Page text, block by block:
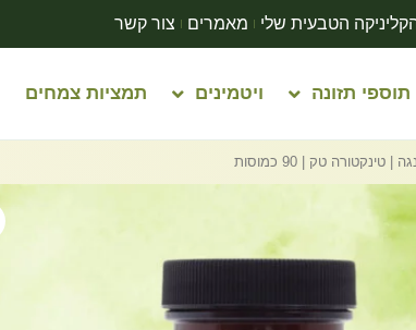
הטבעית שלי מאמרים צור קשר
תוספי תזונה ויטמינים תמציות צמחים
| טינקטורה טק | 90 כמוסות